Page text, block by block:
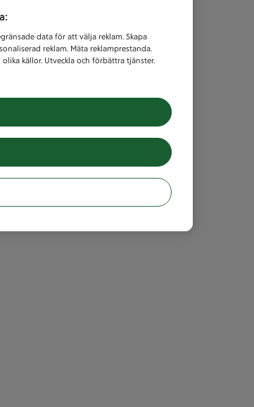
data för att välja reklam. Skapa
reklam. Mäta reklamprestanda.
källor. Utveckla och förbättra tjänster.